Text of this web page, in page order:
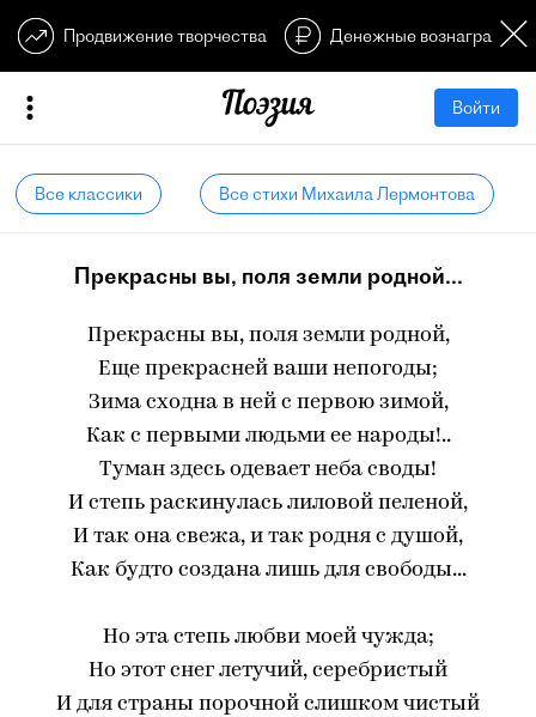
Продвижение творчества Денежные
Войти
Все классики Все стихи Михаила Лермонтова
Прекрасны вы, поля земли родной...
Прекрасны вы, поля земли родной,
Еще прекрасней ваши непогоды;
Зима сходна в ней с первою зимой,
Как с первыми людьми ее народы!..
Туман здесь одевает неба своды!
И степь раскинулась лиловой пеленой,
И так она свежа, и так родня с душой,
Как будто создана лишь для свободы...
Но эта степь любви моей чужда;
Но этот снег летучий, серебристый
И для страны порочной слишком чистый